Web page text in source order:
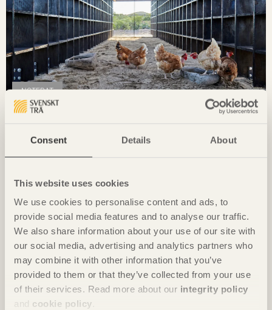
Consent Details About
This website uses cookies
We use cookies to personalise content and ads, to
provide social media features and to analyse our traffic.
We also share information about your use of our site with
our social media, advertising and analytics partners who
may combine it with other information that you’ve
provided to them or that they’ve collected from your use
of their services. Read more about our integrity policy
and cookie policy
NOTERAT
Ombonade reden i väggen
Foto: Takumi Ota
NOTERAT